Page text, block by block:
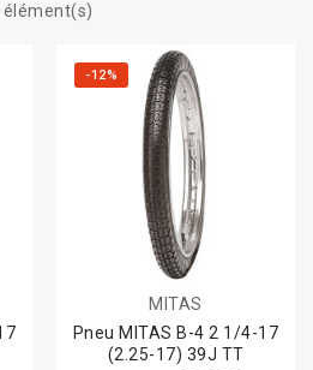
-12%
MITAS
Pneu MITAS B-4 2 1/4-17
(2.25-17) 39J TT